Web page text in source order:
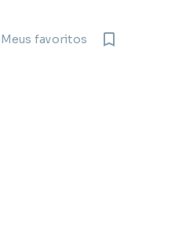
Meus favoritos